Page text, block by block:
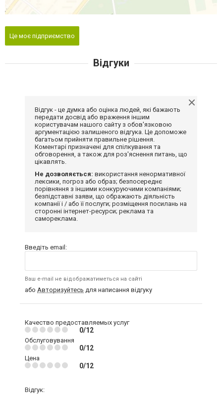
Це моє підприємство
Відгуки
Відгук - це думка або оцінка людей, які бажають
передати досвід або враження іншим
користувачам нашого сайту з обов'язковою
аргументацією залишеного відгука. Це допоможе
багатьом прийняти правильне рішення.
Коментарі призначені для спілкування та
обговорення, а також для роз'яснення питань, що
цікавлять.
Не дозволяється: використання ненормативної
лексики, погроз або образ; безпосереднє
порівняння з іншими конкуруючими компаніями;
безпідставні заяви, що ображають діяльність
компанії і / або її послуги; розміщення посилань на
сторонні інтернет-ресурси; реклама та
самореклама.
Введіть email:
Ваш e-mail не відображатиметься на сайті
або Авторизуйтесь для написання відгуку
Качество предоставляемых услуг
0/12
Обслуговування
0/12
Цена
0/12
Відгук: